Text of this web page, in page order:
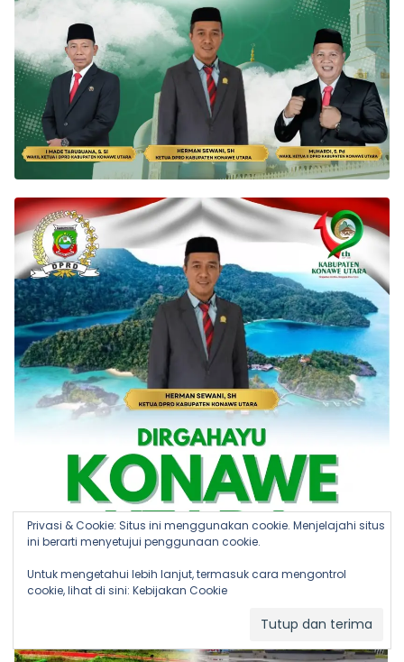
Privasi & Cookie: Situs ini menggunakan cookie. Menjelajahi situs
ini berarti menyetujui penggunaan cookie.
Untuk mengetahui lebih lanjut, termasuk cara mengontrol
cookie, lihat di sini: Kebijakan Cookie